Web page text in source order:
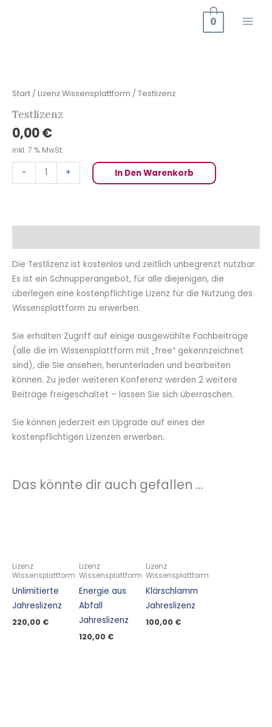
0
Start / Lizenz Wissensplattform / Testlizenz
Testlizenz
0,00€
inkl. 7 % MwSt.
- + In Den Warenkorb
Die Testlizenz ist kostenlos und zeitlich unbegrenzt nutzbar.
Es ist ein Schnupperangebot, für alle diejenigen, die
überlegen eine kostenpflichtige Lizenz für die Nutzung des
Wissensplattform zu erwerben.
Sie erhalten Zugriff auf einige ausgewählte Fachbeiträge
(alle die im Wissensplattform mit „free“ gekennzeichnet
sind), die Sie ansehen, herunterladen und bearbeiten
können. Zu jeder weiteren Konferenz werden 2 weitere
Beiträge freigeschaltet – lassen Sie sich überraschen.
Sie können jederzeit ein Upgrade auf eines der
kostenpflichtigen Lizenzen erwerben.
Das könnte dir auch gefallen …
Lizenz
Wissensplattform
Unlimitierte
Jahreslizenz
220,00 €
Lizenz
Wissensplattform
Energie aus
Abfall
Jahreslizenz
120,00 €
Lizenz
Wissensplattform
Klärschlamm
Jahreslizenz
100,00 €